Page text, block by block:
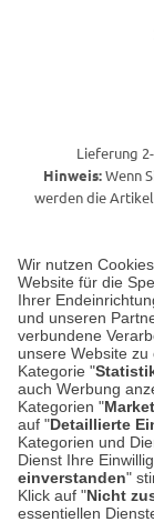
Wir nutzen
Website für die
Ihrer
und unseren
verbundene
unsere Website
Kategorie "
auch Werbung
Kategorien "
auf "Detaillierte
Kategorien und
Dienst Ihre
einverstanden"
Klick auf "Nicht
essentiellen
Lieferung
Hinweis:Wenn
werden die
Montag